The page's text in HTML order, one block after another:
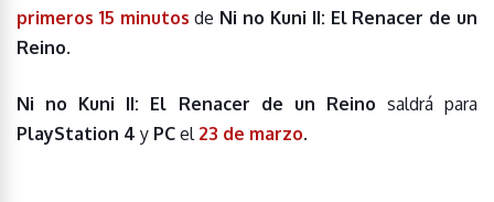
primeros 15 minutosde Ni no Kuni II: El Renacer de un
Reino.
Ni no Kuni II: El Renacer de un Reino saldrá para
PlayStation 4 y PC el 23 de marzo.